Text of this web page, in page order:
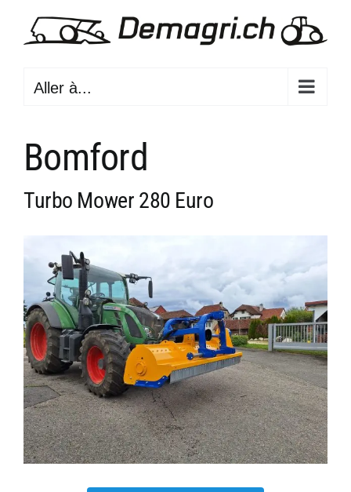
Aller à...
Bomford
Turbo Mower 280 Euro